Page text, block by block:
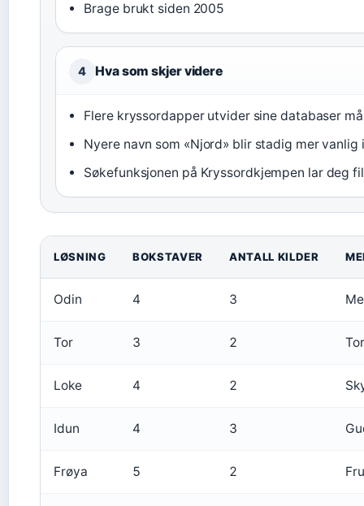
Brage brukt siden 2005
4 Hva som skjer videre
Flere kryssordapper utvider sine databaser
Nyere navn som «Njord» blir stadig mer vanlig
Søkefunksjonen på Kryssordkjempen lar deg
LØSNING BOKSTAVER ANTALL KILDER
Odin 4 3
Tor 3 2
Loke 4 2
Idun 4 3
Frøya 5 2